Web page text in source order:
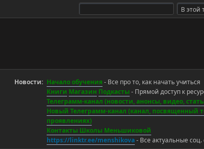
Новости: Начало обучения - Все про то, как начать учиться
Книги Магазин Подкасты - Прямой доступ к
Телеграмм-канал (новости, анонсы, видео,
Новый Телеграмм-канал (канал, посвященный
проявлениях)
Контакты Школы Меньшиковой
https://linktr.ee/menshikova- Все актуальные соц.